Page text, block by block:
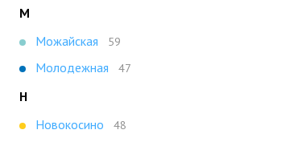
М
Можайская
59
Молодежная 47
Н
Новокосино
48